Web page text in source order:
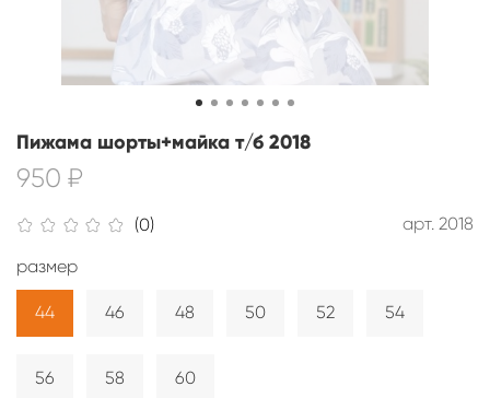
(0) арт. 2018
Пижама шорты+майка т/б 2018
950 ₽
размер
44 46 48 50 52 54
56 58 60